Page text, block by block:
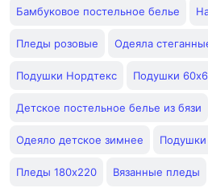
Бамбуковое постельное белье
Пледы розовые Одеяла
Подушки Нордтекс Подушки
Детское постельное белье из бязи
Одеяло детское зимнее
Пледы 180х220 Вязанные пледы